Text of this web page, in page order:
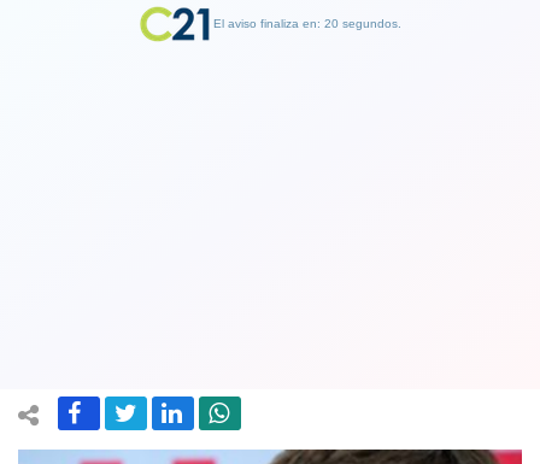
El aviso finaliza en: 19 segundos.